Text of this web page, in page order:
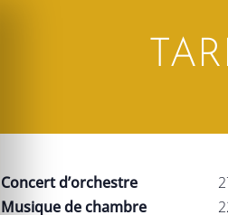
Concert d’orchestre
Musique de chambre